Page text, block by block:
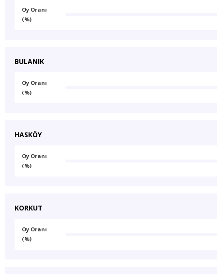
Oy Oranı
(%)
BULANIK
Oy Oranı
(%)
HASKÖY
Oy Oranı
(%)
KORKUT
Oy Oranı
(%)